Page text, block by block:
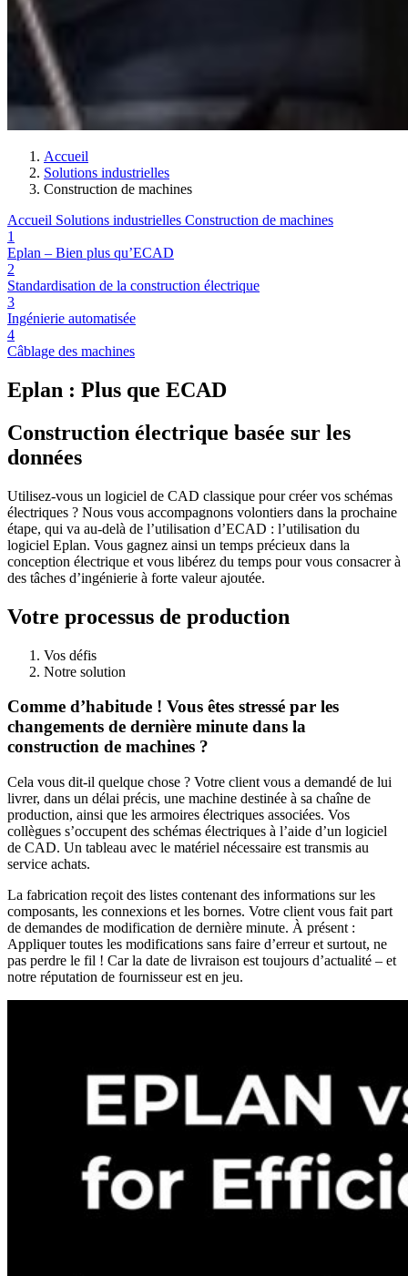
Accueil
Solutions industrielles
Construction de machines
Accueil Solutions industrielles Construction de machines
1
Eplan – Bien plus qu’ECAD
2
Standardisation de la construction électrique
3
Ingénierie automatisée
4
Câblage des machines
Eplan : Plus que ECAD
Construction électrique basée sur les
données
Utilisez-vous un logiciel de CAD classique pour créer vos schémas
électriques ? Nous vous accompagnons volontiers dans la prochaine
étape, qui va au-delà de l’utilisation d’ECAD : l’utilisation du
logiciel Eplan. Vous gagnez ainsi un temps précieux dans la
conception électrique et vous libérez du temps pour vous consacrer à
des tâches d’ingénierie à forte valeur ajoutée.
Votre processus de production
Vos défis
Notre solution
Comme d’habitude ! Vous êtes stressé par les
changements de dernière minute dans la
construction de machines ?
Cela vous dit-il quelque chose ? Votre client vous a demandé de lui
livrer, dans un délai précis, une machine destinée à sa chaîne de
production, ainsi que les armoires électriques associées. Vos
collègues s’occupent des schémas électriques à l’aide d’un logiciel
de CAD. Un tableau avec le matériel nécessaire est transmis au
service achats.
La fabrication reçoit des listes contenant des informations sur les
composants, les connexions et les bornes. Votre client vous fait part
de demandes de modification de dernière minute. À présent :
Appliquer toutes les modifications sans faire d’erreur et surtout, ne
pas perdre le fil ! Car la date de livraison est toujours d’actualité – et
notre réputation de fournisseur est en jeu.